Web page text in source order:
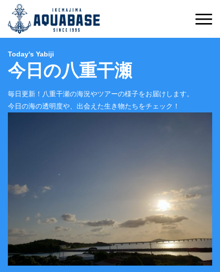
Today's Yabiji
今日の八重干瀬
毎日更新！八重干瀬の海況やツアーの様子をお届けします。
今日の海の透明度や、出会えた生き物たちをチェック！